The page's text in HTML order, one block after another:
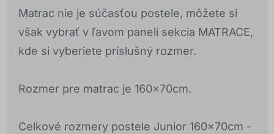
Matrac nie je súčasťou postele, môžete si
však vybrať v ľavom paneli sekcia MATRACE,
kde si vyberiete príslušný rozmer.
Rozmer pre matrac je 160x70cm.
Celkové rozmery postele Junior 160x70cm -